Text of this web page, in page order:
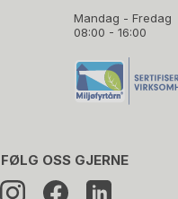
Mandag - Fredag
08:00 - 16:00
FØLG OSS GJERNE